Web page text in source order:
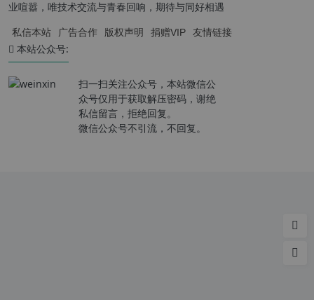
业喧嚣，唯技术交流与青春回响，期待与同好相遇
私信本站 广告合作 版权声明 捐赠VIP 友情链接
本站公众号:
扫一扫关注公众号，本站微信公
众号仅用于获取解压密码，谢绝
私信留言，拒绝回复。
微信公众号不引流，不回复。